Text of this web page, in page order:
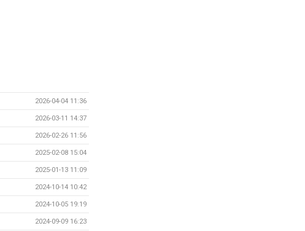
2026-04-04 11:36
2026-03-11 14:37
2026-02-26 11:56
2025-02-08 15:04
2025-01-13 11:09
2024-10-14 10:42
2024-10-05 19:19
2024-09-09 16:23